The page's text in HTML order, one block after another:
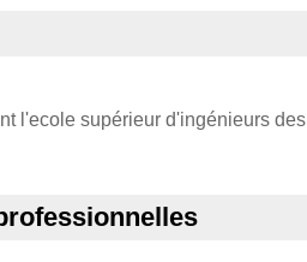
l'ecole supérieur d'ingénieurs